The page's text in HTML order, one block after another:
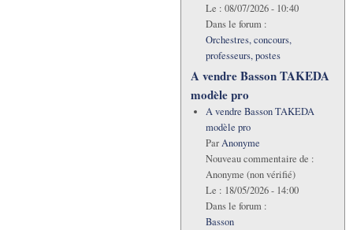
Le : 08/07/2026 - 10:40
Dans le forum :
Orchestres, concours,
professeurs, postes
A vendre Basson TAKEDA
modèle pro
A vendre Basson TAKEDA
modèle pro
ParAnonyme
Nouveau commentaire de :
Anonyme (non vérifié)
Le : 18/05/2026 - 14:00
Dans le forum :
Basson